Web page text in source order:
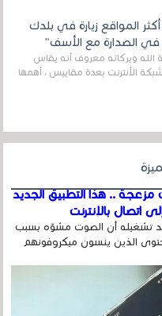
المواقع زيارة في بلدك
في الصدارة مع الأسف"
الله وبركاته معروف أنه يقاس
الأنترنت بعدة مقاييس ، أهمها
.. هذا التطبيق الجديد
اتصال بالإنترنت
تشغيله أن الصوت مشوّه بسبب
الذين ينسون ميكروفونهم